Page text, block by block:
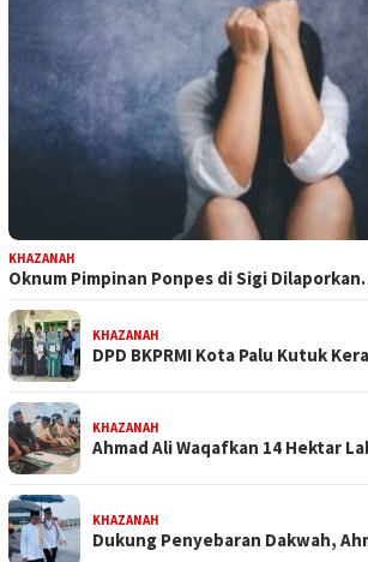
KHAZANAH
Oknum Pimpinan Ponpes di Sigi
KHAZANAH
DPD BKPRMI Kota Palu Kutuk
KHAZANAH
Ahmad Ali Waqafkan 14 Hektar
KHAZANAH
Dukung Penyebaran Dakwah,